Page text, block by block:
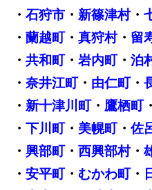
・ 石狩市・ 新篠津村・
・ 蘭越町・ 真狩村・ 留
・ 共和町・ 岩内町・ 泊
・ 奈井江町・ 由仁町・
・ 新十津川町・ 鷹栖町・
・ 下川町・ 美幌町・ 佐
・ 興部町・ 西興部村・
・ 安平町・ むかわ町・